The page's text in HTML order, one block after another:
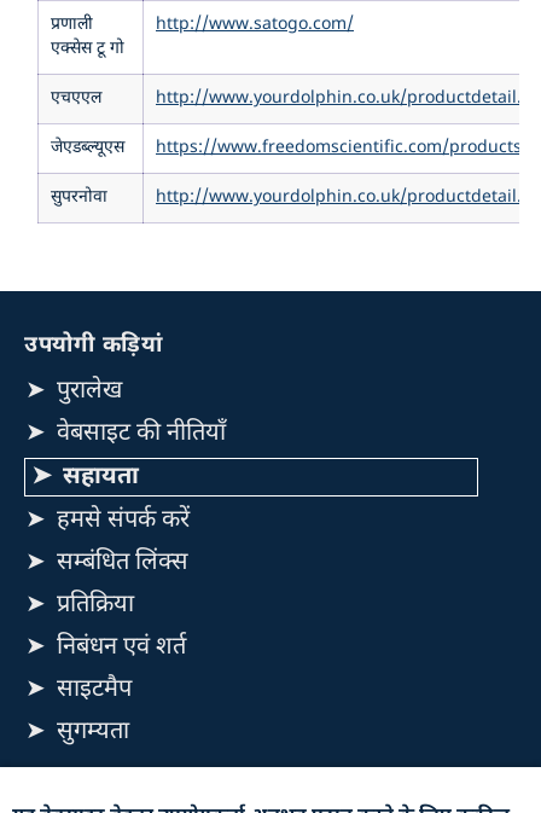
प्रणाली
एक्सेस टू गो
http://www.satogo.com/
एचएएल http://www.yourdolphin.co.uk/
जेएडब्ल्यूएस https://www.freedomscientific.com/products/
सुपरनोवा http://www.yourdolphin.co.uk/
उपयोगी कड़ियां
पुरालेख
वेबसाइट की नीतियाँ
सहायता
हमसे संपर्क करें
सम्बंधित लिंक्स
प्रतिक्रिया
निबंधन एवं शर्त
साइटमैप
सुगम्यता